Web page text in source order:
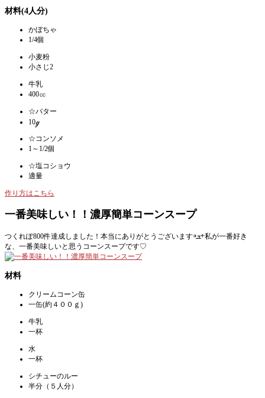
材料(4人分)
かぼちゃ
1/4個
小麦粉
小さじ2
牛乳
400㏄
☆バター
10ℊ
☆コンソメ
1～1/2個
☆塩コショウ
適量
作り方はこちら
一番美味しい！！濃厚簡単コーンスープ
つくれぽ800件達成しました！本当にありがとうございます￫ܫ￩私が一番好き
な、一番美味しいと思うコーンスープです♡
材料
クリームコーン缶
一缶(約４００ｇ)
牛乳
一杯
水
一杯
シチューのルー
半分（５人分）